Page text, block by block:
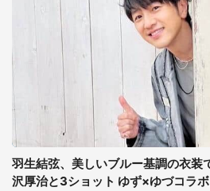
羽生結弦、美しいブルー基調の衣装
沢厚治と3ショット ゆず×ゆづコラ